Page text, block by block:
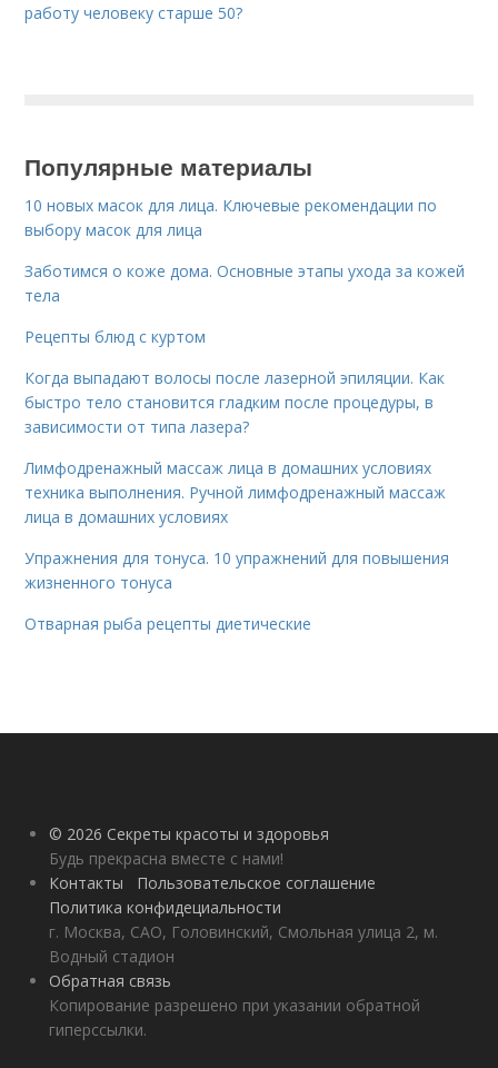
работу человеку старше 50?
Популярные материалы
10 новых масок для лица. Ключевые рекомендации по
выбору масок для лица
Заботимся о коже дома. Основные этапы ухода за кожей
тела
Рецепты блюд с куртом
Когда выпадают волосы после лазерной эпиляции. Как
быстро тело становится гладким после процедуры, в
зависимости от типа лазера?
Лимфодренажный массаж лица в домашних условиях
техника выполнения. Ручной лимфодренажный массаж
лица в домашних условиях
Упражнения для тонуса. 10 упражнений для повышения
жизненного тонуса
Отварная рыба рецепты диетические
© 2026 Секреты красоты и здоровья
Будь прекрасна вместе с нами!
Контакты
Пользовательское соглашение
Политика конфидециальности
г. Москва, САО, Головинский, Смольная улица 2, м.
Водный стадион
Обратная связь
Копирование разрешено при указании обратной
гиперссылки.